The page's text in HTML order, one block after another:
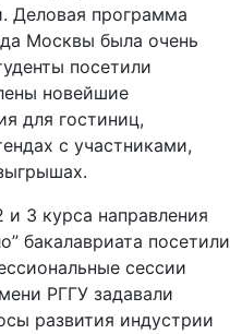
Деловая программа
Москвы была очень
посетили
новейшие
для гостиниц,
с участниками,
3 курса направления
бакалавриата посетили
сессии
РГГУ задавали
развития индустрии